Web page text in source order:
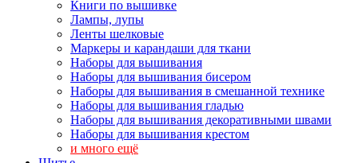
Книги по вышивке
Лампы, лупы
Ленты шелковые
Маркеры и карандаши для ткани
Наборы для вышивания
Наборы для вышивания бисером
Наборы для вышивания в смешанной технике
Наборы для вышивания гладью
Наборы для вышивания декоративными швами
Наборы для вышивания крестом
и много ещё